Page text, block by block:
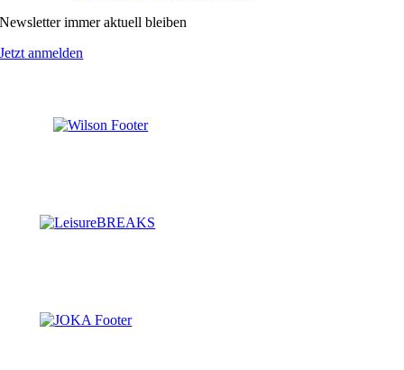
Newsletter immer aktuell bleiben
Jetzt anmelden